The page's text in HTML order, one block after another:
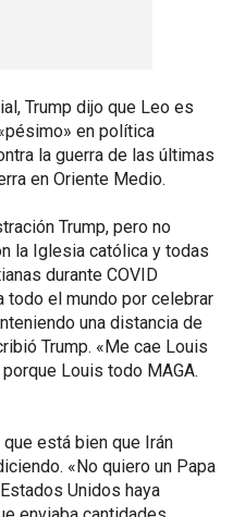
Trump dijo que Leo es
en política
la guerra de las últimas
en Oriente Medio.
Trump, pero no
la Iglesia católica y todas
durante COVID
todo el mundo por celebrar
una distancia de
Trump. «Me cae Louis
Louis todo MAGA.
está bien que Irán
«No quiero un Papa
Unidos haya